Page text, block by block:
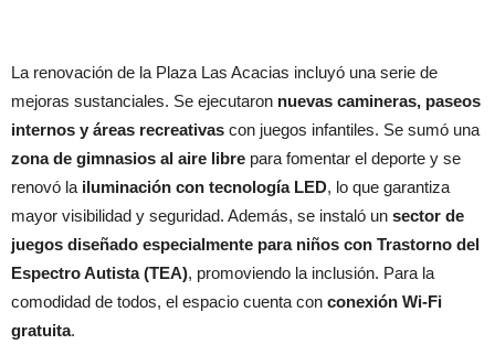
La renovación de la Plaza Las Acacias incluyó una serie de
mejoras sustanciales. Se ejecutaron nuevas camineras, paseos
internos y áreas recreativas con juegos infantiles. Se sumó una
zona de gimnasios al aire libre para fomentar el deporte y se
renovó la iluminación con tecnología LED, lo que garantiza
mayor visibilidad y seguridad. Además, se instaló un sector de
juegos diseñado especialmente para niños con Trastorno del
Espectro Autista (TEA), promoviendo la inclusión. Para la
comodidad de todos, el espacio cuenta con conexión Wi-Fi
gratuita.